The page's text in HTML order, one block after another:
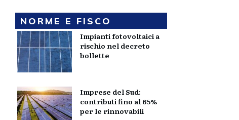
NORME E FISCO
Impianti fotovoltaici a
rischio nel decreto
bollette
Imprese del Sud:
contributi fino al 65%
per le rinnovabili